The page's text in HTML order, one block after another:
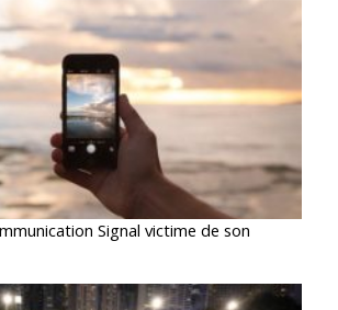
Signal victime de son